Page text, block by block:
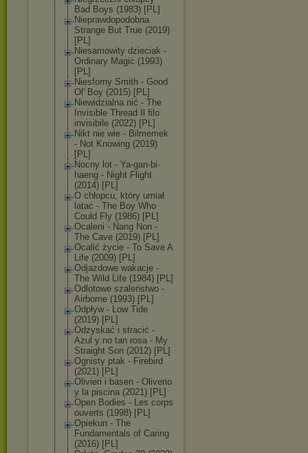
Bad Boys (1983) [PL]
Nieprawdopodobna
Strange But True (2019)
[PL]
Niesamowity dzieciak -
Ordinary Magic (1993)
[PL]
Niesforny Smith - Good
Ol' Boy (2015) [PL]
Niewidzialna nić - The
Invisible Thread Il filo
invisibile (2022) [PL]
Nikt nie wie - Bilmemek
- Not Knowing (2019)
[PL]
Nocny lot - Ya-gan-bi-
haeng - Night Flight
(2014) [PL]
O chłopcu, który umiał
latać - The Boy Who
Could Fly (1986) [PL]
Ocaleni - Nang Non -
The Cave (2019) [PL]
Ocalić życie - To Save A
Life (2009) [PL]
Odjazdowe wakacje -
The Wild Life (1984) [PL]
Odlotowe szaleństwo -
Airborne (1993) [PL]
Odpływ - Low Tide
(2019) [PL]
Odzyskać i stracić -
Azul y no tan rosa - My
Straight Son (2012) [PL]
Ognisty ptak - Firebird
(2021) [PL]
Olivieri i basen - Oliverio
y la piscina (2021) [PL]
Open Bodies - Les corps
ouverts (1998) [PL]
Opiekun - The
Fundamentals of Caring
(2016) [PL]